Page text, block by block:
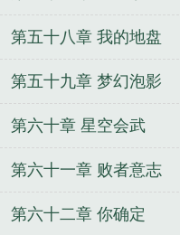
第五十八章 我的地盘
第五十九章 梦幻泡影
第六十章 星空会武
第六十一章 败者意志
第六十二章 你确定